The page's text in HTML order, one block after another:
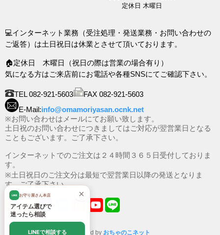
定休日 木曜日
💻インターネット業務（受注処理・発送業務・お問い合わせの
ご返答）は土日祝日は休業とさせて頂いております。
🏠定休日 木曜日（祝日の際は営業の場合有り）
気になる方はご来店前にお電話や各種SNSにてご確認下さい。
TEL 082-921-5603
FAX 082-921-5603
E-Mail:info@omamoriyasan.ocnk.net
※お問い合わせはメールにてお願い致します。
土日祝のお問い合わせにつきましてはご対応が翌営業日となる
こともございます。ご了承下さい。
インターネットでのご注文は２４時間３６５日受付しておりま
す。
※土日祝日のご注文分は最短で翌営業日以降の発送となりま
す。ご了承下さい。
Powered by おちゃのこネット
×
LINE お守り屋さん本店
アイテム選びで
迷ったら相談
LINEで相談する